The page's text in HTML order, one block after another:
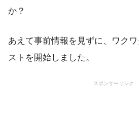
か？
あえて事前情報を見ずに、ワク
ストを開始しました。
スポンサーリンク